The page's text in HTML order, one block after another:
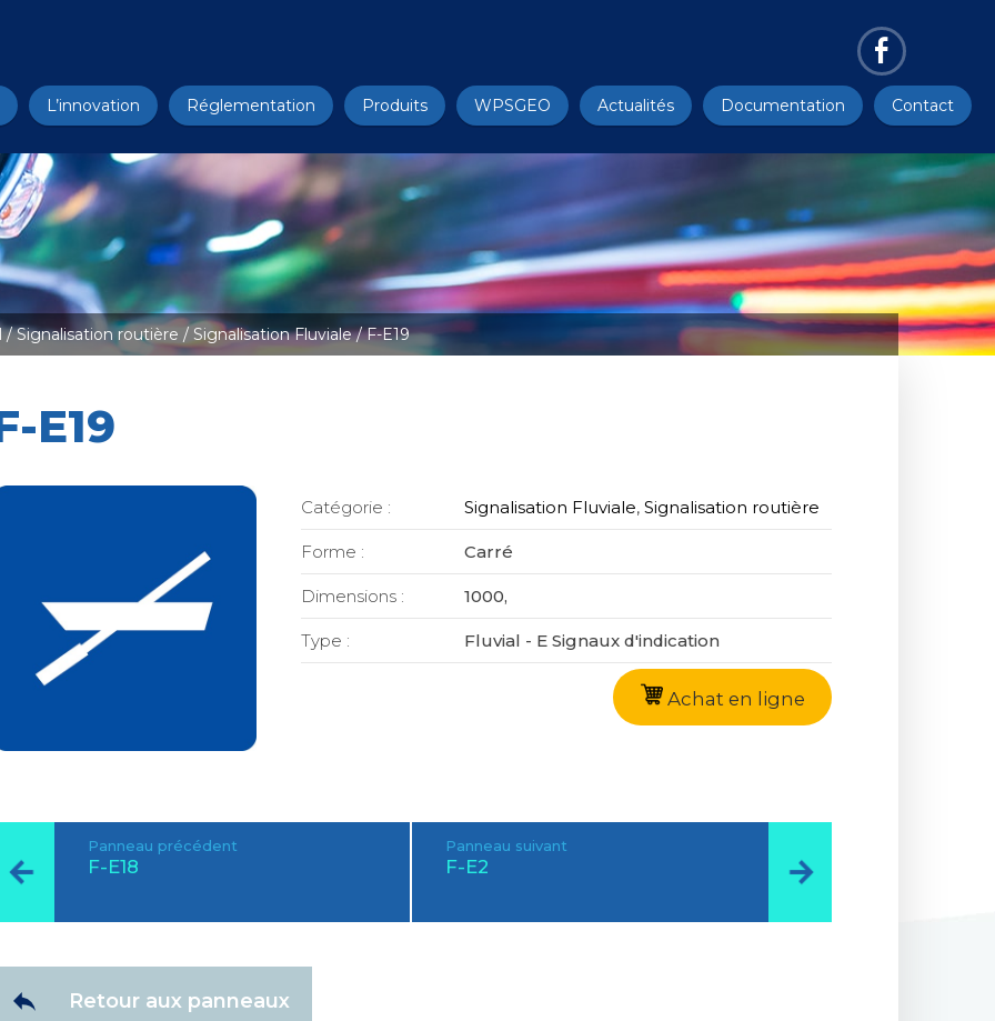
L’innovation Réglementation Produits WPSGEO Actualités Documentation Contact
/Signalisation routière / Signalisation Fluviale/ F-E19
E19
Catégorie : Signalisation Fluviale,Signalisation routière
Forme : Carré
Dimensions : 1000,
Type : Fluvial - E Signaux d'indication
Achat en ligne
Panneau précédent
F-E18
Panneau suivant
F-E2
Retour aux panneaux